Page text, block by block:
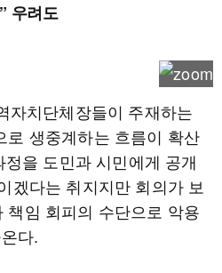
우려도
자치단체장들이 주재하는
로 생중계하는 흐름이 확산
을 도민과 시민에게 공개
겠다는 취지지만 회의가 보
책임 회피의 수단으로 악용
다.